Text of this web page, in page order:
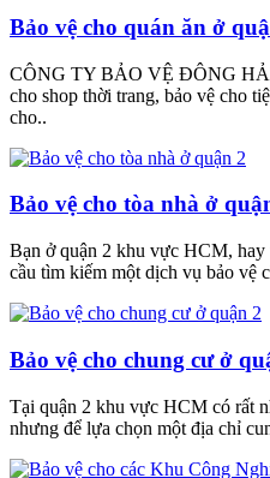
Bảo vệ cho quán ăn ở
CÔNG TY BẢO VỆ ĐÔNG HẢI
cho shop thời trang, bảo vệ cho
cho..
Bảo vệ cho tòa nhà ở
Bạn ở quận 2 khu vực HCM,
cầu tìm kiếm một dịch vụ bảo vệ
Bảo vệ cho chung cư ở
Tại quận 2 khu vực HCM có rất
nhưng để lựa chọn một địa chỉ